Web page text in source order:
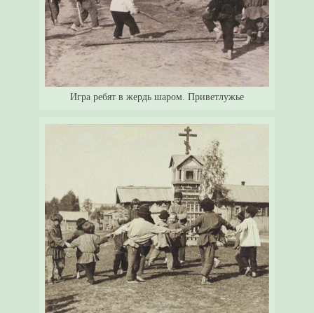
Игра ребят в жердь шаром. Приветлужье